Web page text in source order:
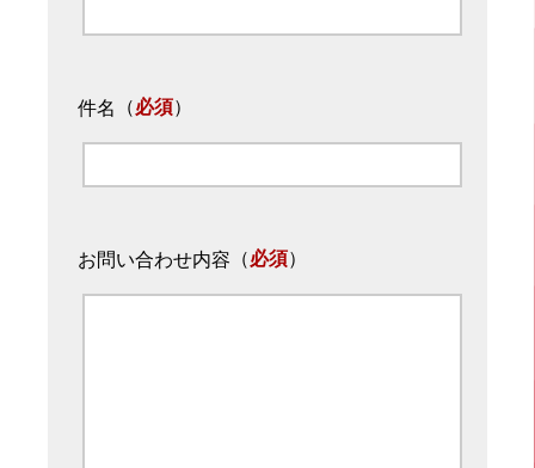
件名 （必須）
お問い合わせ内容 （必須）